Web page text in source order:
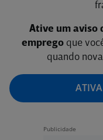
Ative um aviso
emprego que
quando